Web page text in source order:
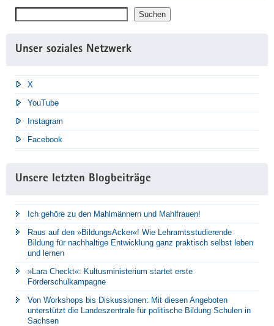
Suchen
Unser soziales Netzwerk
X
YouTube
Instagram
Facebook
Unsere letzten Blogbeiträge
Ich gehöre zu den Mahlmännern und Mahlfrauen!
Raus auf den »BildungsAcker«! Wie Lehramtsstudierende
Bildung für nachhaltige Entwicklung ganz praktisch selbst leben
und lernen
»Lara Checkt«: Kultusministerium startet erste
Förderschulkampagne
Von Workshops bis Diskussionen: Mit diesen Angeboten
unterstützt die Landeszentrale für politische Bildung Schulen in
Sachsen